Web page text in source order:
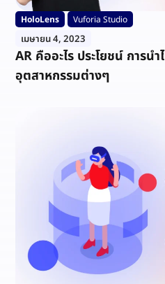
HoloLens Vuforia Studio
เมษายน 4, 2023
AR คืออะไร ประโยชน์ การน
อุตสาหกรรมต่างๆ